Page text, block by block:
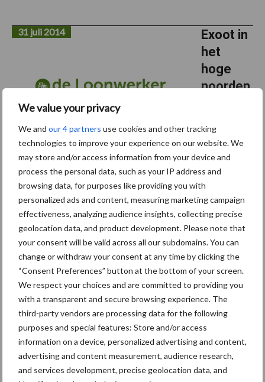
We value your privacy
We and our 4 partners use cookies and other tracking
technologies to improve your experience on our website. We
may store and/or access information from your device and
process the personal data, such as your IP address and
browsing data, for purposes like providing you with
personalized ads and content, measuring marketing campaign
effectiveness, analyzing audience insights, collecting precise
geolocation data, and product development. Please note that
your consent will be valid across all our subdomains. You can
change or withdraw your consent at any time by clicking the
“Consent Preferences” button at the bottom of your screen.
We respect your choices and are committed to providing you
with a transparent and secure browsing experience. The
third-party vendors are processing data for the following
purposes and special features: Store and/or access
information on a device, personalized advertising and content,
advertising and content measurement, audience research,
and services development, precise geolocation data, and
en
Activa
Exoot in
het
hoge
noorden
31 juli 2014
volgende
machine in de
kijker was De
Loonwerker deze week op bezoek in het hoge noorden van
Nederland. Daar dorst een niet veel geziene MF Beta combine de
wintertarwe bij loon- en akkerbouwbedrijf Bouwman. Met een
[Lees meer...]
overExoot
in
het
noorden
Nieuwe
reeks
CR-
maaidor
sers van
New
Holland
24 juli 2014